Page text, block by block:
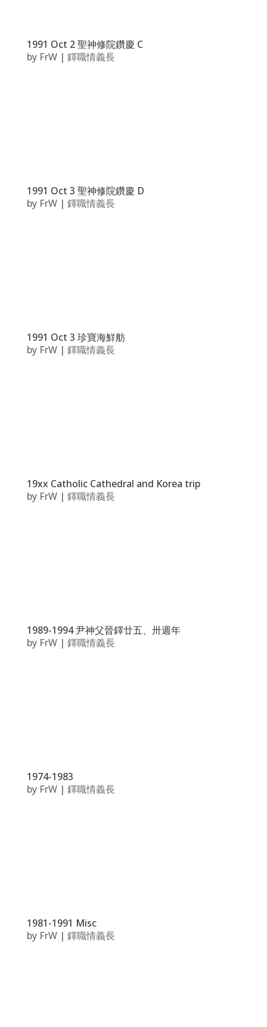
1991 Oct 2 聖神修院鑽慶 C
by FrW| 鐸職情義長
1991 Oct 3 聖神修院鑽慶 D
by FrW| 鐸職情義長
1991 Oct 3 珍寶海鮮舫
by FrW| 鐸職情義長
19xx Catholic Cathedral and Korea trip
by FrW| 鐸職情義長
1989-1994 尹神父晉鐸廿五、卅週年
by FrW| 鐸職情義長
1974-1983
by FrW| 鐸職情義長
1981-1991 Misc
by FrW| 鐸職情義長